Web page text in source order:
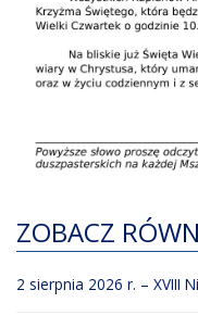
ZOBACZ
2 sierpnia 2026 r. – XVIII